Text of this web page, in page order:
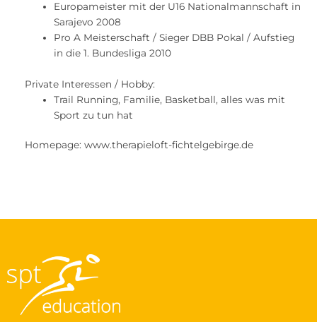
Europameister mit der U16 Nationalmannschaft in
Sarajevo 2008
Pro A Meisterschaft / Sieger DBB Pokal / Aufstieg
in die 1. Bundesliga 2010
Private Interessen / Hobby:
Trail Running, Familie, Basketball, alles was mit
Sport zu tun hat
Homepage: www.therapieloft-fichtelgebirge.de